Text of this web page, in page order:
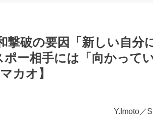
撃破の要因「新しい自分
ー相手には「向かって
カオ】
Y.Imoto／